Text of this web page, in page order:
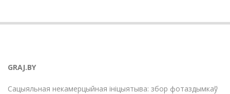
GRAJ.BY
Сацыяльная некамерцыйная ініцыятыва: збор фотаздымкаў